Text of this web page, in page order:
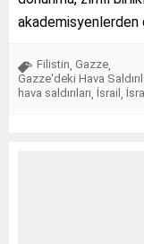
Filistin Gazze
Gazze'deki Hava
hava saldırıları İsrail